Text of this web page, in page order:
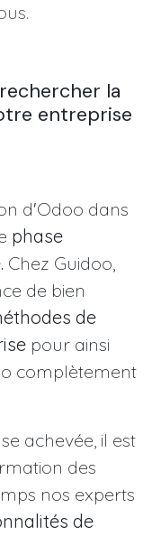
la
entreprise
d'Odoo dans
phase
Chez Guidoo,
de bien
de
pour ainsi
complètement
achevée, il est
des
nos experts
de